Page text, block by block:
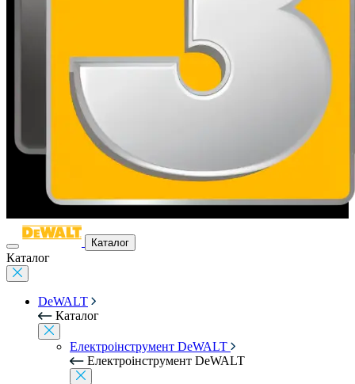
Каталог
Каталог
DeWALT
Каталог
Електроінструмент DeWALT
Електроінструмент DeWALT